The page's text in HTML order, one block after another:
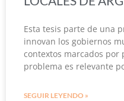
Esta tesis parte de una
innovan los gobiernos
contextos marcados por
problema es relevante
SEGUIR LEYENDO »